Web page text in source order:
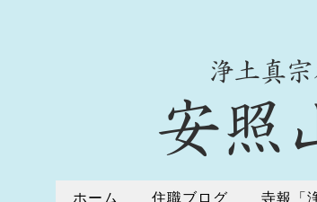
浄土真宗
安照
ホーム 住職ブログ 寺報「